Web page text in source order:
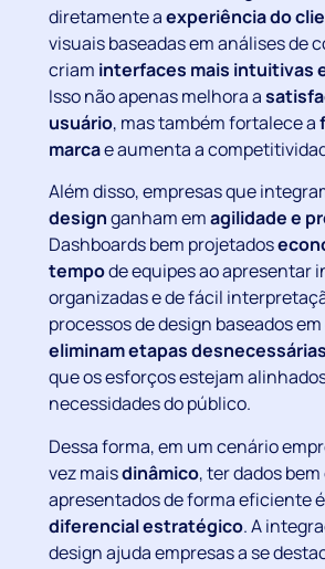
diretamente aexperiência do
visuais baseadas em análises de
criam interfaces mais intuitivas
Isso não apenas melhora a
usuário, mas também fortalece a
marcae aumenta a
Além disso, empresas que
designganham emagilidade e
Dashboards bem projetados
tempode equipes ao apresentar
organizadas e de fácil
processos de design baseados
eliminam etapas desnecessárias
que os esforços estejam
necessidades do público.
Dessa forma, em um cenário
vez maisdinâmico, ter dados
apresentados de forma eficiente
diferencial estratégico. A
design ajuda empresas a se